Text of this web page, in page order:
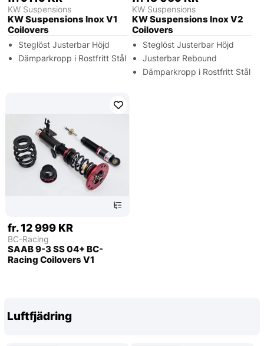
KW Suspensions
KW Suspensions Inox V1
Coilovers
Steglöst Justerbar Höjd
Dämparkropp i Rostfritt Stål
KW Suspensions
KW Suspensions Inox V2
Coilovers
Steglöst Justerbar Höjd
Justerbar Rebound
Dämparkropp i Rostfritt Stål
fr. 12 999 KR
BC-Racing
SAAB 9-3 SS 04+ BC-
Racing Coilovers V1
Luftfjädring